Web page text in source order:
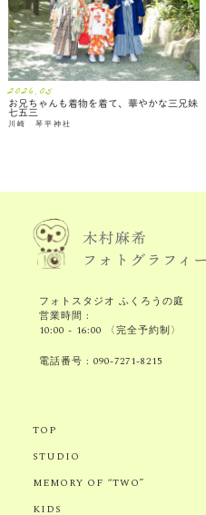
2026.05
お兄ちゃんも着物を着て、華やかな三兄妹
七五三
川崎 琴平神社
フォトスタジオ ふくろうの庭
営業時間 :
10:00 - 16:00 〈完全予約制〉
電話番号 :090-7271-8215
TOP
STUDIO
MEMORY OF “TWO”
KIDS